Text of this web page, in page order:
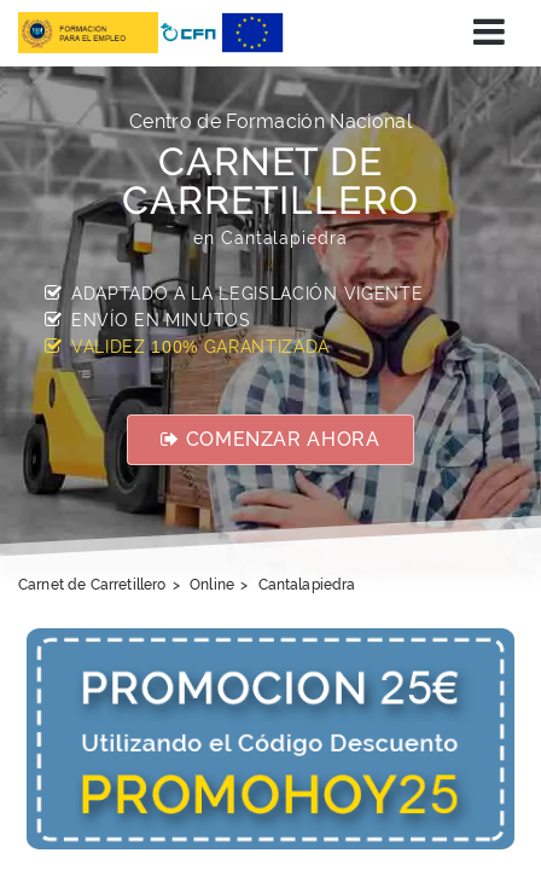
Centro de Formación Nacional
CARNET DE
CARRETILLERO
en Cantalapiedra
ADAPTADO A LA LEGISLACIÓN VIGENTE
ENVÍO ENMINUTOS
VALIDEZ100%GARANTIZADA
COMENZAR AHORA
Carnet de Carretillero > Online > Cantalapiedra